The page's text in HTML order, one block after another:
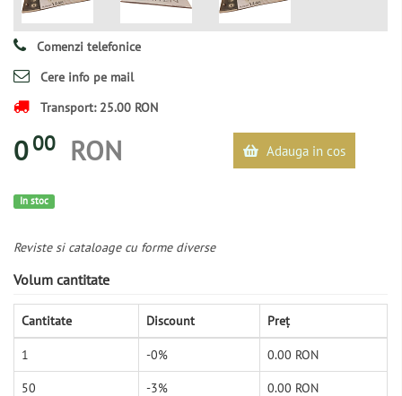
Comenzi telefonice
Cere info pe mail
Transport: 25.00 RON
0 00 RON Adauga in cos
In stoc
Reviste si cataloage cu forme diverse
Volum cantitate
Cantitate Discount Preț
1 -0% 0.00 RON
50 -3% 0.00 RON